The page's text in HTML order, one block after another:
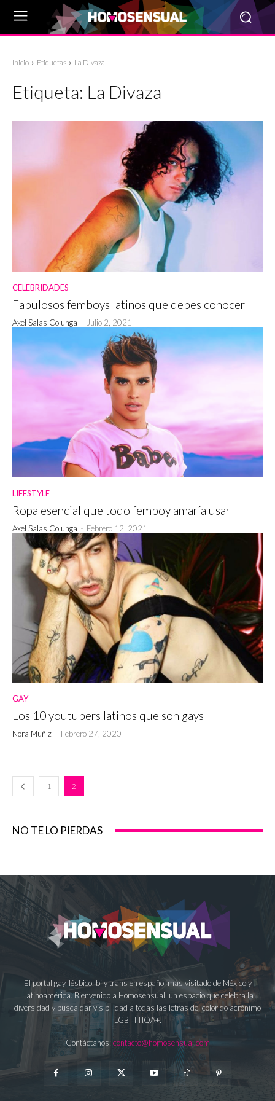
Inicio Etiquetas La Divaza
Etiqueta: La Divaza
CELEBRIDADES
Fabulosos femboys latinos que debes conocer
Axel Salas Colunga - Julio 2, 2021
LIFESTYLE
Ropa esencial que todo femboy amaría usar
Axel Salas Colunga - Febrero 12, 2021
GAY
Los 10 youtubers latinos que son gays
Nora Muñiz - Febrero 27, 2020
1 2
NO TE LO PIERDAS
El portal gay, lésbico, bi y trans en español más visitado de México y
Latinoamérica. Bienvenido a Homosensual, un espacio que celebra la
diversidad y busca dar visibilidad a todas las letras del colorido acrónimo
LGBTTTIQA+.
Contáctanos: contacto@homosensual.com